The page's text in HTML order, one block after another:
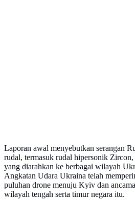
Laporan awal menyebutkan serangan
rudal, termasuk rudal hipersonik
yang diarahkan ke berbagai wilayah
Angkatan Udara Ukraina telah
puluhan drone menuju Kyiv dan
wilayah tengah serta timur negara itu.